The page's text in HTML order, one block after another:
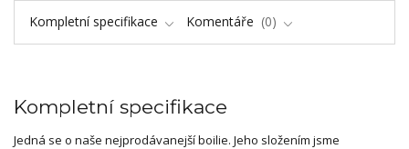
Kompletní specifikace Komentáře 0
Kompletní specifikace
Jedná se o naše nejprodávanejší boilie. Jeho složením jsme